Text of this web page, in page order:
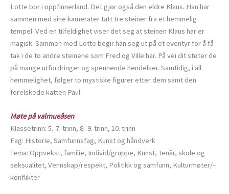
Lotte bor i oppfinnerland. Det gjør også den eldre Klaus. Han har
sammen med sine kamerater tatt tre steiner fra et hemmelig
tempel. Ved en tilfeldighet viser det seg at steinen Klaus har er
magisk. Sammen med Lotte begir han seg ut på et eventyr for å få
tak i de to andre steinene som Fred og Ville har. På vei dit støter de
på mange utfordringer og spennende hendelser. Samtidig, i all
hemmelighet, følger to mystiske figurer etter dem samt den
forelskede katten Paul.
Møte på valmueåsen
Klassetrinn: 5.-7. trinn, 8.-9. trinn, 10. trinn
Fag: Historie, Samfunnsfag, Kunst og håndverk
Tema: Oppvekst, familie, Individ/gruppe, Kunst, Tenår, skole og
seksualitet, Vennskap/respekt, Politikk og samfunn, Kulturmøter/-
konflikter